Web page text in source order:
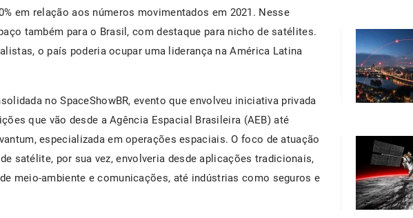
em relação aos números movimentados em 2021. Nesse
também para o Brasil, com destaque para nicho de satélites.
o país poderia ocupar uma liderança na América Latina
no SpaceShowBR, evento que envolveu iniciativa privada
que vão desde a Agência Espacial Brasileira (AEB) até
especializada em operações espaciais. O foco de atuação
satélite, por sua vez, envolveria desde aplicações tradicionais,
meio-ambiente e comunicações, até indústrias como seguros e